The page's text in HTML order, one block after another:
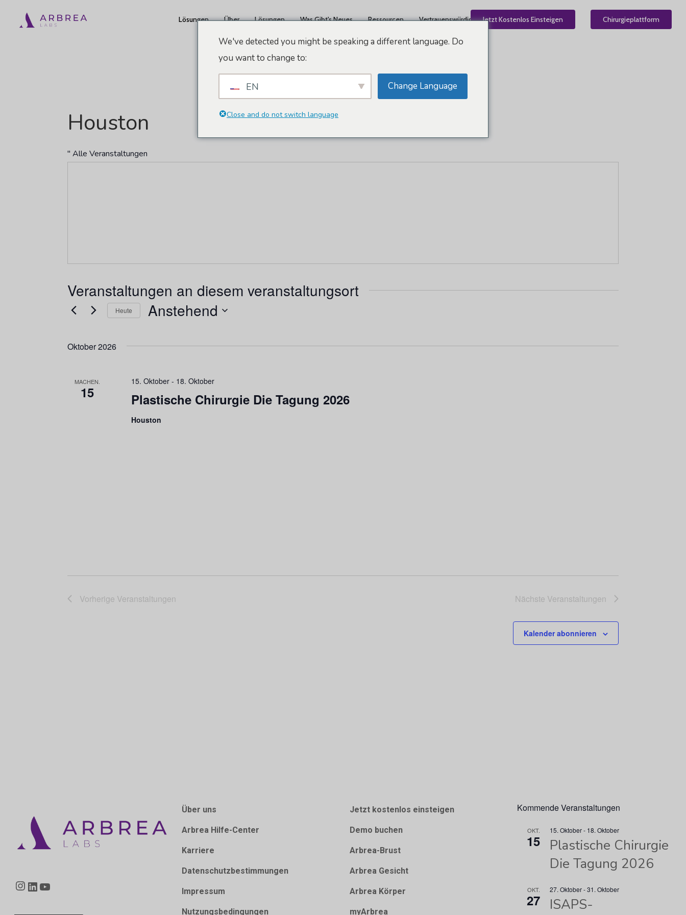
Hauptinhalt
Lösungen Über Lösungen Was Gibt's Neues Ressourcen Vertrauenswürdig DE
Jetzt Kostenlos Einsteigen Chirurgieplattform
Houston
" Alle Veranstaltungen
Veranstaltungen an diesem veranstaltungsort
Heute Anstehend
wählen.
Oktober 2026
MACHEN.
15 Plastische Chirurgie Die Tagung 2026
15. Oktober - 18. Oktober
Houston
Vorherige Veranstaltungen Nächste Veranstaltungen
Kalender abonnieren
Instagram
LinkedIn
Über uns
Arbrea Hilfe-Center
Karriere
Datenschutzbestimmungen
Impressum
Nutzungsbedingungen
Jetzt kostenlos einsteigen
Demo buchen
Arbrea-Brust
Arbrea Gesicht
Arbrea Körper
myArbrea
Kommende Veranstaltungen
OKT.
15
15. Oktober- 18. Oktober
Plastische Chirurgie
Die Tagung 2026
OKT.
27
27. Oktober-31. Oktober
ISAPS-
We've detected you might be speaking a different language. Do
you want to change to:
EN Change Language
Close and do not switch language